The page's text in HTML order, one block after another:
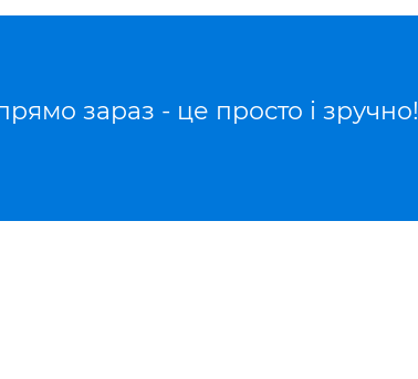
зараз - це просто і зручно!